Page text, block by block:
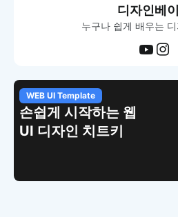
디자인베
누구나 쉽게 배우는
WEB UI Template
손쉽게 시작하는 웹
UI 디자인 치트키